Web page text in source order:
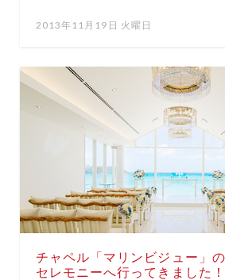
2013年11月19日 火曜日
チャペル「マリンビジュー」
セレモニーへ行ってきました！